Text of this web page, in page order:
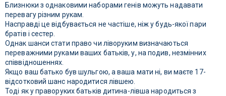
Близнюки з однаковими наборами генів можуть надавати
перевагу різним рукам.
Насправді це відбувається не частіше, ніж у будь-якої пари
братів і сестер.
Однак шанси стати право чи ліворуким визначаються
переважними руками ваших батьків, у, на подив, незмінних
співвідношеннях.
Якщо ваш батько був шульгою, а ваша мати ні, ви маєте 17-
відсотковий шанс народитися лівшею.
Тоді як у праворуких батьків дитина-лівша народиться з